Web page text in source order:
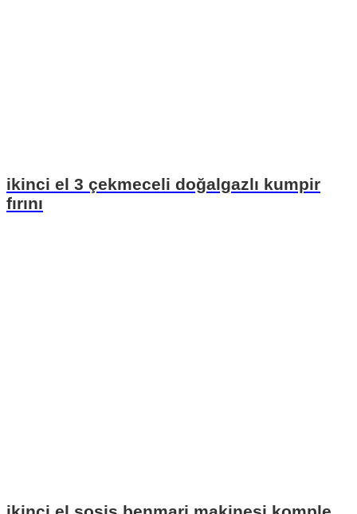
ikinci el 3 çekmeceli doğalgazlı kumpir
fırını